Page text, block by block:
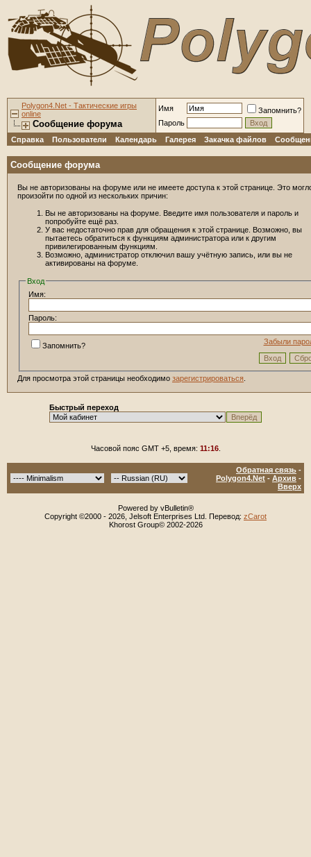
Polygon4.Net - Тактические игры
online
Сообщение форума
Имя
Запомнить?
Пароль
Справка
Пользователи Календарь Галерея Закачка файлов
Сообщение форума
Вы не авторизованы на форуме или не имеете доступа к этой странице. Это
произойти по одной из нескольких причин:
Вы не авторизованы на форуме. Введите имя пользователя и пароль и
попробуйте ещё раз.
У вас недостаточно прав для обращения к этой странице. Возможно, вы
пытаетесь обратиться к функциям администратора или к другим
привилегированным функциям.
Возможно, администратор отключил вашу учётную запись, или вы не
активированы на форуме.
Вход
Имя:
Пароль:
Забыли
Запомнить?
Для просмотра этой страницы необходимо зарегистрироваться
Быстрый переход
Часовой пояс GMT +5, время: 11:16.
Обратная связь -
Polygon4.Net - Архив -
Вверх
Powered by vBulletin®
Copyright ©2000 - 2026, Jelsoft Enterprises Ltd. Перевод: zCarot
Khorost Group© 2002-2026